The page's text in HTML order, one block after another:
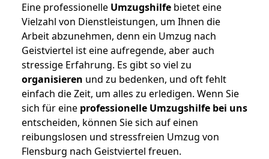
Eine professionelle Umzugshilfe bietet eine
Vielzahl von Dienstleistungen, um Ihnen die
Arbeit abzunehmen, denn ein Umzug nach
Geistviertel ist eine aufregende, aber auch
stressige Erfahrung. Es gibt so viel zu
organisieren und zu bedenken, und oft fehlt
einfach die Zeit, um alles zu erledigen. Wenn Sie
sich für eine professionelle Umzugshilfe bei uns
entscheiden, können Sie sich auf einen
reibungslosen und stressfreien Umzug von
Flensburg nach Geistviertel freuen.